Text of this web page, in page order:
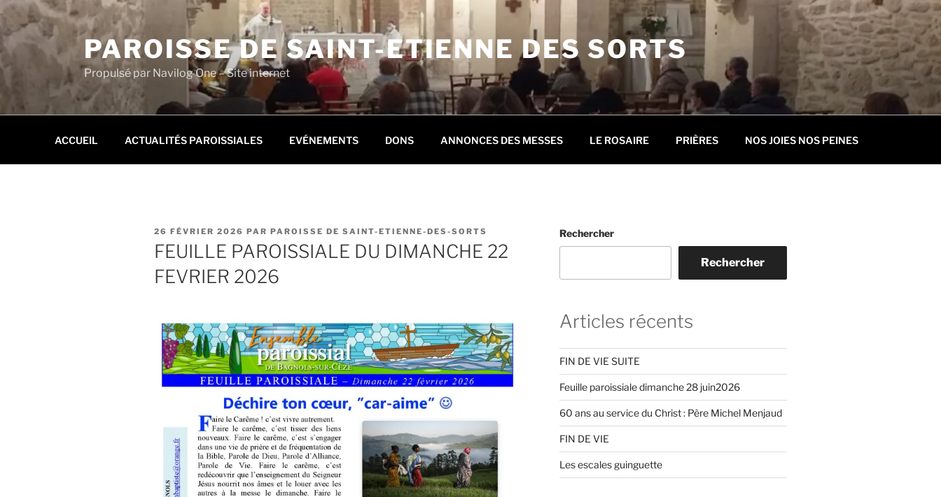
Aller
au
contenu
principal
PAROISSE DE SAINT-ETIENNE DES SORTS
Propulsé par Navilog One – Site internet
ACCUEIL ACTUALITÉS PAROISSIALES EVÉNEMENTS DONS ANNONCES DES MESSES LE ROSAIRE PRIÈRES NOS JOIES NOS PEINES
PUBLIÉ
LE
26 FÉVRIER 2026 PAR PAROISSE DE SAINT-ETIENNE-DES-SORTS
FEUILLE PAROISSIALE DU DIMANCHE 22
FEVRIER 2026
Rechercher
Rechercher
Articles récents
FIN DE VIE SUITE
Feuille paroissiale dimanche 28 juin2026
60 ans au service du Christ : Père Michel Menjaud
FIN DE VIE
Les escales guinguette